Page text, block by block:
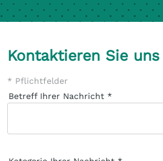
Kontaktieren Sie uns
* Pflichtfelder
Betreff Ihrer Nachricht